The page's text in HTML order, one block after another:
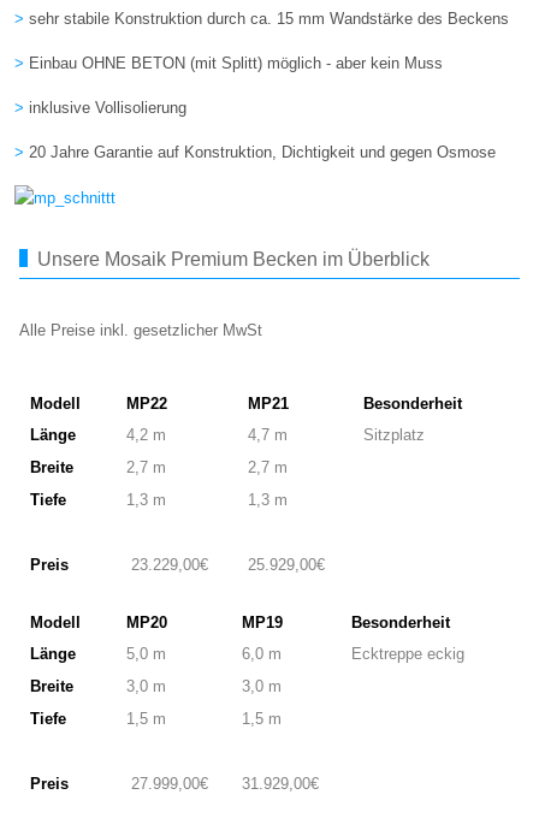
> sehr stabile Konstruktion durch ca. 15 mm Wandstärke des Beckens
> Einbau OHNE BETON (mit Splitt) möglich - aber kein Muss
> inklusive Vollisolierung
> 20 Jahre Garantie auf Konstruktion, Dichtigkeit und gegen Osmose
Unsere Mosaik Premium Becken im Überblick
Alle Preise inkl. gesetzlicher MwSt
Modell MP22 MP21
Besonderheit
Länge
4,2 m 4,7 m
Sitzplatz
Breite
2,7 m
2,7 m
Tiefe
1,3 m 1,3 m
Preis 23.229,00€ 25.929,00€
Modell MP20 MP19
Besonderheit
Länge
5,0 m 6,0 m
Ecktreppe eckig
Breite
3,0 m
3,0 m
Tiefe
1,5 m 1,5 m
Preis 27.999,00€ 31.929,00€